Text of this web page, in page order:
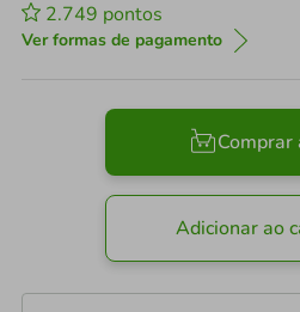
2.749 pontos
Ver formas de pagamento
Comprar
Adicionar ao